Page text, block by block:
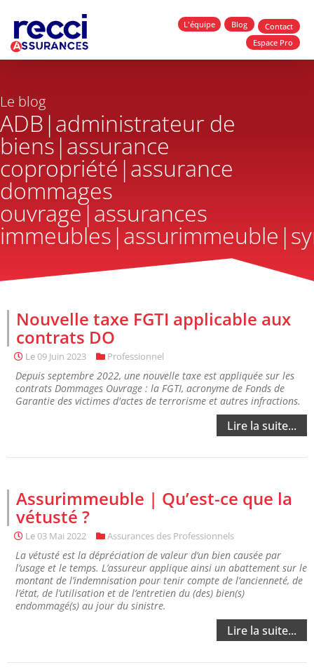
L'équipe Blog
Contact
Espace Pro
Le blog
ADB|administrateur de
biens|assurance
copropriété|assurance
dommages
ouvrage|assurances
Nouvelle taxe FGTI applicable aux
contrats DO
Le09 Juin 2023 Professionnel
Depuis septembre 2022, une nouvelle taxe est appliquée sur les
contrats Dommages Ouvrage : la FGTI, acronyme de Fonds de
Garantie des victimes d'actes de terrorisme et autres infractions.
Lire la suite...
Assurimmeuble | Qu’est-ce que la
vétusté ?
Le03 Mai 2022 Assurances des Professionnels
La vétusté est la dépréciation de valeur d’un bien causée par
l’usage et le temps. L’assureur applique ainsi un abattement sur le
montant de l’indemnisation pour tenir compte de l’ancienneté, de
l’état, de l’utilisation et de l’entretien du (des) bien(s)
endommagé(s) au jour du sinistre.
Lire la suite...